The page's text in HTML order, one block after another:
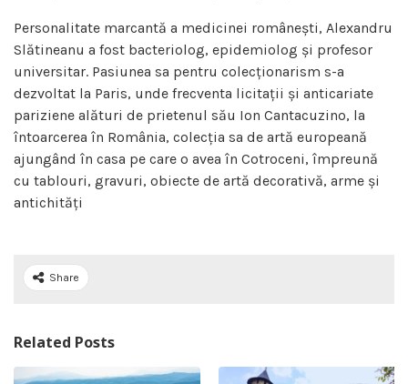
Personalitate marcantă a medicinei românești, Alexandru
Slătineanu a fost bacteriolog, epidemiolog și profesor
universitar. Pasiunea sa pentru colecționarism s-a
dezvoltat la Paris, unde frecventa licitații și anticariate
pariziene alături de prietenul său Ion Cantacuzino, la
întoarcerea în România, colecția sa de artă europeană
ajungând în casa pe care o avea în Cotroceni, împreună
cu tablouri, gravuri, obiecte de artă decorativă, arme și
antichități
Share
Related Posts